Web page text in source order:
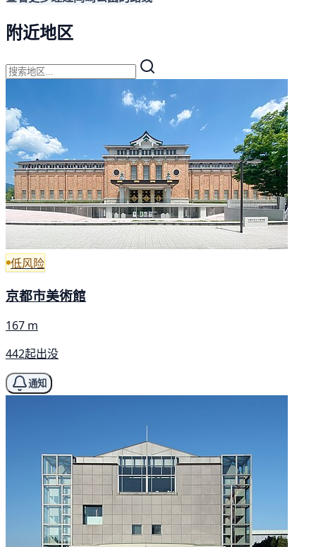
附近地区
低风险
京都市美術館
167 m
442起出没
通知